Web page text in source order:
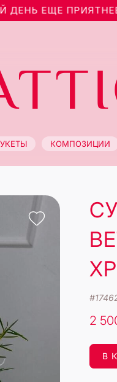
ЕЩЕ ПРИЯТНЕЕ!
КОМПОЗИЦИИ
#
2
В